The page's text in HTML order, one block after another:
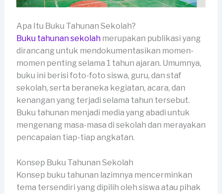
Apa Itu Buku Tahunan Sekolah?
Buku tahunan sekolahmerupakan publikasi yang
dirancang untuk mendokumentasikan momen-
momen penting selama 1 tahun ajaran. Umumnya,
buku ini berisi foto-foto siswa, guru, dan staf
sekolah, serta beraneka kegiatan, acara, dan
kenangan yang terjadi selama tahun tersebut.
Buku tahunan menjadi media yang abadi untuk
mengenang masa-masa di sekolah dan merayakan
pencapaian tiap-tiap angkatan.
Konsep Buku Tahunan Sekolah
Konsep buku tahunan lazimnya mencerminkan
tema tersendiri yang dipilih oleh siswa atau pihak